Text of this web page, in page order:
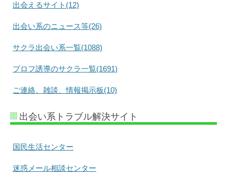
出会えるサイト(12)
出会い系のニュース等(26)
サクラ出会い系一覧(1088)
プロフ誘導のサクラ一覧(1691)
ご連絡、雑談、情報掲示板(10)
出会い系トラブル解決サイト
国民生活センター
迷惑メール相談センター